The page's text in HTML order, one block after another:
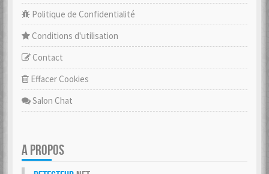
Politique de Confidentialité
Conditions d'utilisation
Contact
Effacer Cookies
Salon Chat
A PROPOS